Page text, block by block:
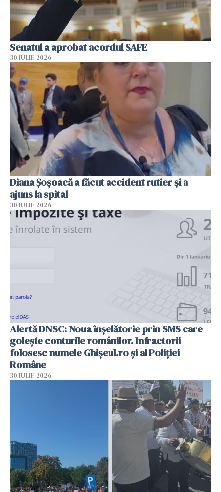
Senatul a aprobat acordul SAFE
30 IULIE 2026
Diana Șoșoacă a făcut accident rutier și a
ajuns la spital
30 IULIE 2026
Alertă DNSC: Noua înșelătorie prin SMS care
golește conturile românilor. Infractorii
folosesc numele Ghișeul.ro și al Poliției
Române
30 IULIE 2026